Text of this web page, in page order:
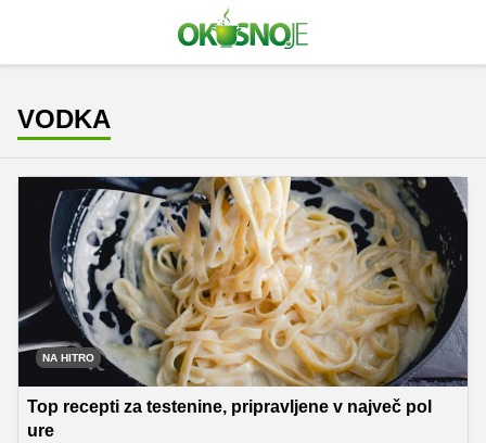
VODKA
NA HITRO
Top recepti za testenine, pripravljene v največ pol
ure